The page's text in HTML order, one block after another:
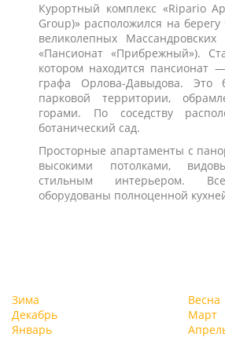
Курортный комплекс «Ripario
Group)» расположился на
великолепных
«Пансионат «Прибрежный»).
котором находится пансионат
графа Орлова-Давыдова. Это
парковой территории,
горами. По соседству
ботанический сад.
Просторные апартаменты с
высокими потолками,
стильным интерьером.
оборудованы полноценной
Зима
Декабрь
Январь
Весна
Март